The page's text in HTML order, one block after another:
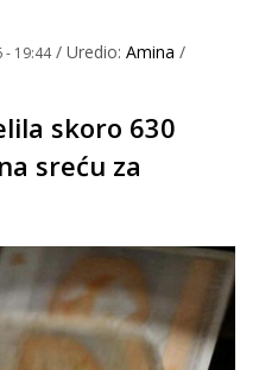
- 19:44 / Uredio: Amina /
skoro 630
sreću za